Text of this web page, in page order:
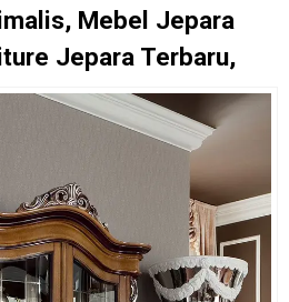
Mebel Jepara
Jepara Terbaru,